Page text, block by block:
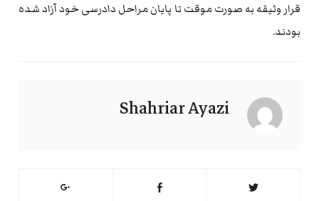
قرار وثیقه به صورت موقت تا پایان مراحل دادرسی خود آزاد شده
بودند.
Shahriar Ayazi